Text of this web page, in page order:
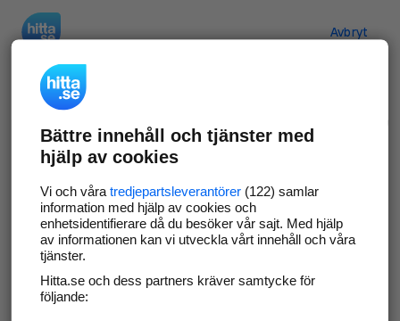
Avbryt
Verifiera ditt företag
Gör som 69 541företag
företagssida på hitta.se och syns bättre mot
kunder i ditt närområde. Helt kostnadsfritt.
Uppdatera din företagsinformation
Svara på och hantera dina omdömen
Bättre innehåll och tjänster med
hjälp av cookies
Vi och våra tredjepartsleverantörer(122) samlar
information med hjälp av cookies och
enhetsidentifierare då du besöker vår sajt. Med hjälp
av informationen kan vi utveckla vårt innehåll och våra
tjänster.
Hitta.se och dess partners kräver samtycke för
följande: